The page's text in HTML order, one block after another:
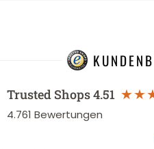
Trusted Shops4.51
4.761 Bewertungen